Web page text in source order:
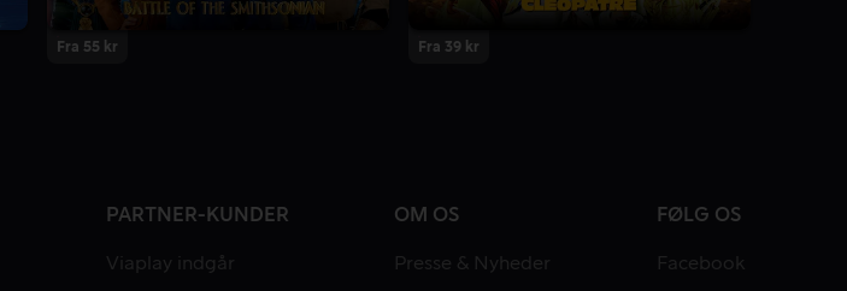
Fra 55 kr Fra 39 kr
PARTNER-KUNDER
Viaplay indgår
OM OS
Presse & Nyheder
FØLG OS
Facebook